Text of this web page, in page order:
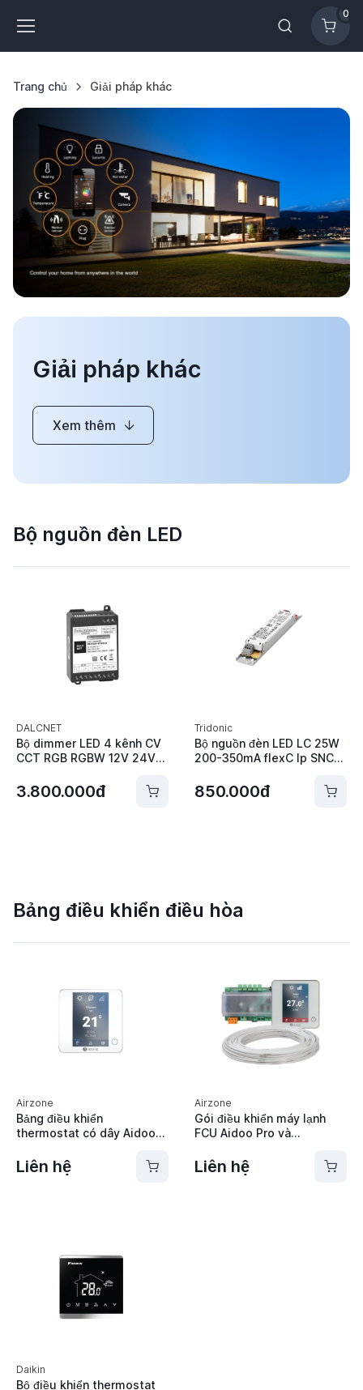
0
Trang chủ Giải pháp khác
Giải pháp khác
Xem thêm
Bộ nguồn đèn LED
DALCNET
Bộ dimmer LED 4 kênh CV
CCT RGB RGBW 12V 24V
3.800.000đ
Tridonic
Bộ nguồn đèn LED LC 25W
200-350mA flexC lp SNC4
850.000đ
Bảng điều khiển điều hòa
Airzone
Bảng điều khiển
thermostat có dây Aidoo
AZAI6BLUEZEROC
Liên hệ
Airzone
Gói điều khiển máy lạnh
FCU Aidoo Pro và
dây Airzone -
AZAI6WSPFANBFC
Liên hệ
Daikin
Bộ điều khiển thermostat